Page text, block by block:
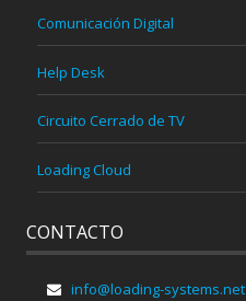
Comunicación Digital
Help Desk
Circuito Cerrado de TV
Loading Cloud
CONTACTO
info@loading-systems.net